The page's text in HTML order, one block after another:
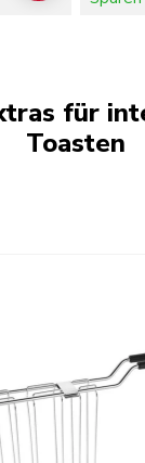
für
Toasten